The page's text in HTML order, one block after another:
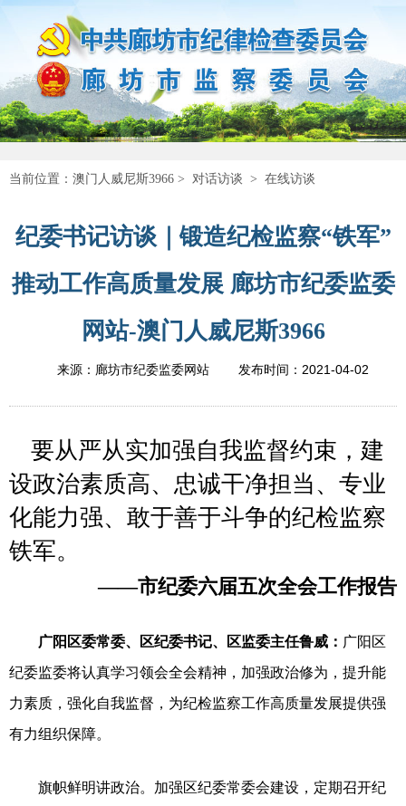
当前位置： 澳门人威尼斯3966 > 对话访谈 > 在线访谈
纪委书记访谈｜锻造纪检监察“铁军”
推动工作高质量发展 廊坊市纪委监委
网站-澳门人威尼斯3966
来源：廊坊市纪委监委网站 发布时间： 2021-04-02
要从严从实加强自我监督约束，建
设政治素质高、忠诚干净担当、专业
化能力强、敢于善于斗争的纪检监察
铁军。
——市纪委六届五次全会工作报告
广阳区委常委、区纪委书记、区监委主任鲁威： 广阳区
纪委监委将认真学习领会全会精神，加强政治修为，提升能
力素质，强化自我监督，为纪检监察工作高质量发展提供强
有力组织保障。
旗帜鲜明讲政治。加强区纪委常委会建设，定期召开纪